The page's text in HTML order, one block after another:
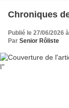
Chroniques
Publié le 27/06/2026
Par Senior Rôliste